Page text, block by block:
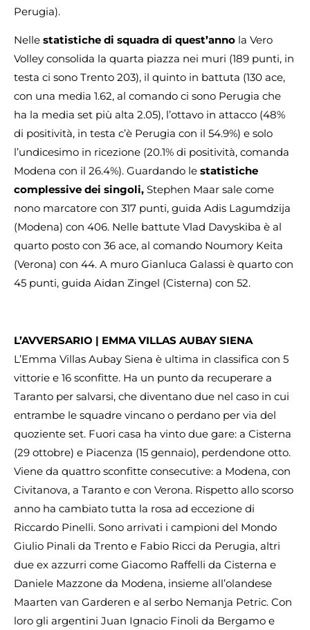
Perugia).
Nelle statistiche di squadra di quest’anno la Vero
Volley consolida la quarta piazza nei muri (189 punti, in
testa ci sono Trento 203), il quinto in battuta (130 ace,
con una media 1.62, al comando ci sono Perugia che
ha la media set più alta 2.05), l’ottavo in attacco (48%
di positività, in testa c’è Perugia con il 54.9%) e solo
l’undicesimo in ricezione (20.1% di positività, comanda
Modena con il 26.4%). Guardando le statistiche
complessive dei singoli, Stephen Maar sale come
nono marcatore con 317 punti, guida Adis Lagumdzija
(Modena) con 406. Nelle battute Vlad Davyskiba è al
quarto posto con 36 ace, al comando Noumory Keita
(Verona) con 44. A muro Gianluca Galassi è quarto con
45 punti, guida Aidan Zingel (Cisterna) con 52.
L’AVVERSARIO | EMMA VILLAS AUBAY SIENA
L’Emma Villas Aubay Siena è ultima in classifica con 5
vittorie e 16 sconfitte. Ha un punto da recuperare a
Taranto per salvarsi, che diventano due nel caso in cui
entrambe le squadre vincano o perdano per via del
quoziente set. Fuori casa ha vinto due gare: a Cisterna
(29 ottobre) e Piacenza (15 gennaio), perdendone otto.
Viene da quattro sconfitte consecutive: a Modena, con
Civitanova, a Taranto e con Verona. Rispetto allo scorso
anno ha cambiato tutta la rosa ad eccezione di
Riccardo Pinelli. Sono arrivati i campioni del Mondo
Giulio Pinali da Trento e Fabio Ricci da Perugia, altri
due ex azzurri come Giacomo Raffelli da Cisterna e
Daniele Mazzone da Modena, insieme all’olandese
Maarten van Garderen e al serbo Nemanja Petric. Con
loro gli argentini Juan Ignacio Finoli da Bergamo e